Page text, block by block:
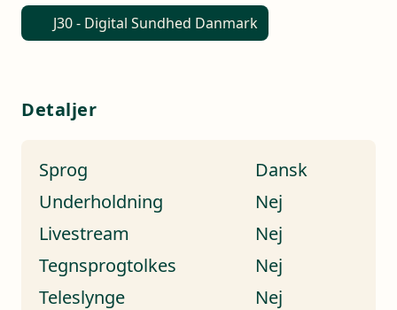
J30 - Digital Sundhed Danmark
Detaljer
Sprog
Dansk
Underholdning
Nej
Livestream
Nej
Tegnsprogtolkes
Nej
Teleslynge
Nej